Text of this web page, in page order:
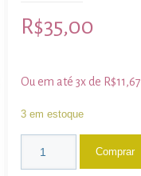
R$35,00
Ou em até 3x de R$11,67
3 em estoque
Comprar